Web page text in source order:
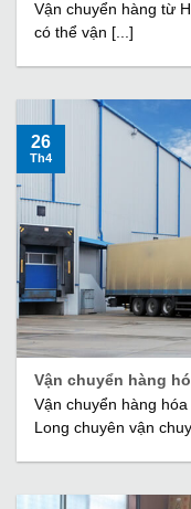
Vận chuyển hàng từ
có thể vận [...]
Vận chuyển hàng
Vận chuyển hàng
Long chuyên vận
26
Th4